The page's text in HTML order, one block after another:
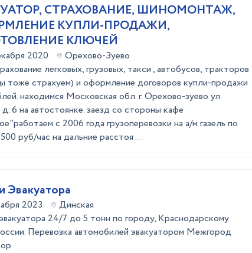
СТРАХОВАНИЕ, ШИНОМОНТАЖ,
КУПЛИ-ПРОДАЖИ,
КЛЮЧЕЙ
2020
Орехово-Зуево
легковых, грузовых, такси , автобусов, тракторов
тоже страхуем) и оформление договоров купли-продажи
находимся Московская обл. г. Орехово-зуево ул.
д. 6 на автостоянке. заезд со стороны кафе
с 2006 года грузоперевозки на а/м газель по
руб/час на дальние расстоя ...
Эвакуатора
2023
Динская
24/7 дo 5 тонн по городу, Kрaснoдаpcкому
Пepевозка автомoбилeй эвaкуaтoром Межгоpод